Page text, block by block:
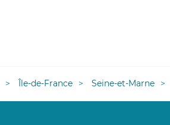
Île-de-France Seine-et-Marne